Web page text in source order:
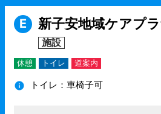
E 新子安地域ケアプ
施設
休憩 トイレ 道案内
トイレ：車椅子可